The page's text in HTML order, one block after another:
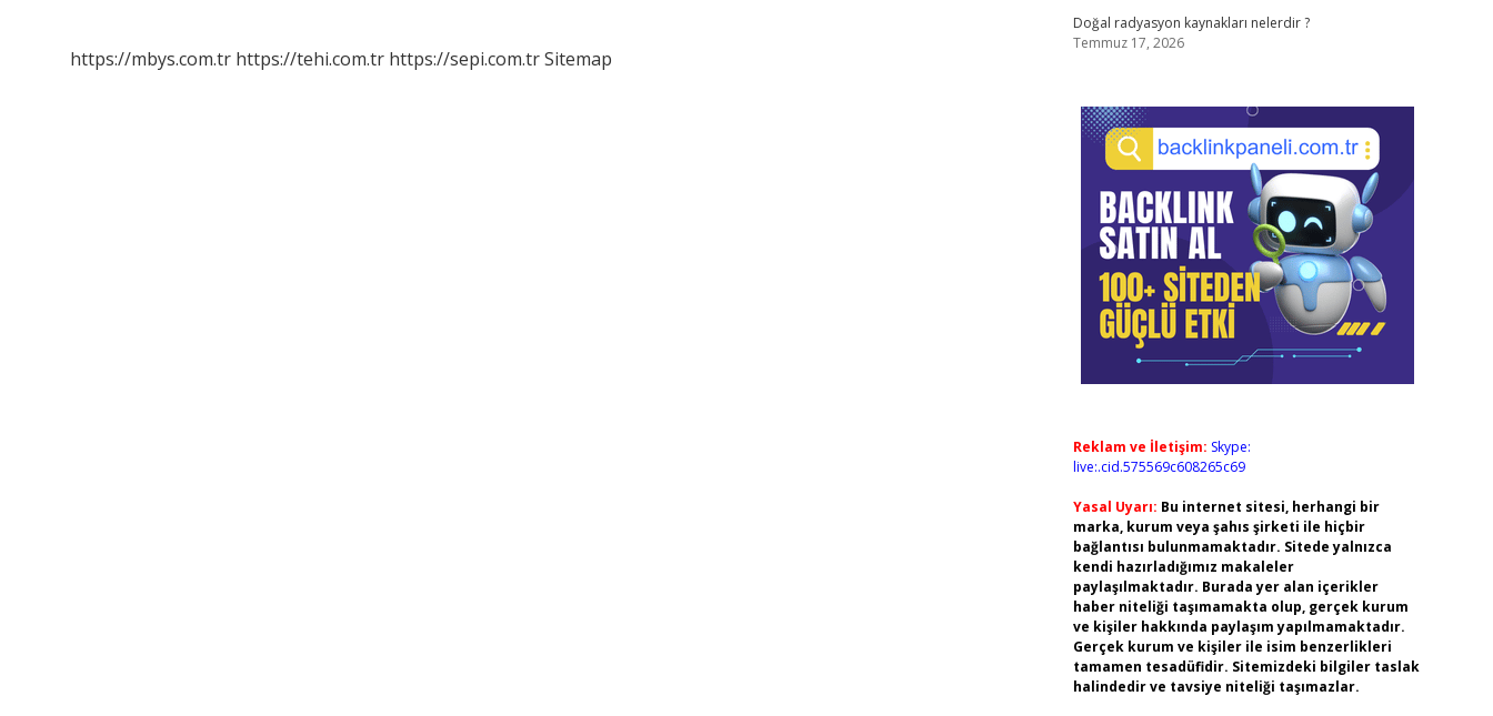
https://mbys.com.tr https://tehi.com.tr https://sepi.com.trSitemap
Doğal radyasyon kaynakları nelerdir ?
Temmuz 17, 2026
Reklam ve İletişim: Skype:
live:.cid.575569c608265c69
Yasal Uyarı: Bu internet sitesi, herhangi bir
marka, kurum veya şahıs şirketi ile hiçbir
bağlantısı bulunmamaktadır. Sitede yalnızca
kendi hazırladığımız makaleler
paylaşılmaktadır. Burada yer alan içerikler
haber niteliği taşımamakta olup, gerçek kurum
ve kişiler hakkında paylaşım yapılmamaktadır.
Gerçek kurum ve kişiler ile isim benzerlikleri
tamamen tesadüfidir. Sitemizdeki bilgiler taslak
halindedir ve tavsiye niteliği taşımazlar.